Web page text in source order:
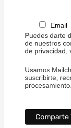
Email
Puedes darte
de nuestros
de privacidad,
Usamos
suscribirte,
procesamiento.